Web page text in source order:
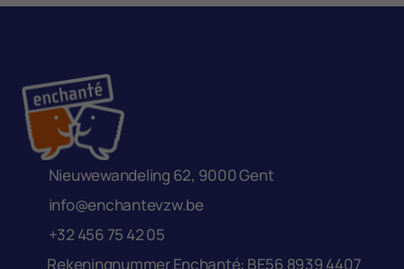
Nieuwewandeling 62, 9000 Gent
info@enchantevzw.be
+32 456 75 42 05
Rekeningnummer Enchanté: BE56 8939 4407